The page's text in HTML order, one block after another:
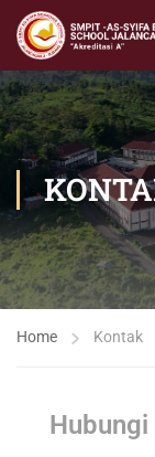
Home Kontak
Hubungi